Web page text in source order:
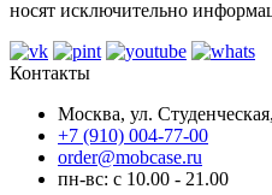
носят исключительно
Контакты
Москва, ул.
+7 (910) 004-77-00
order@mobcase.ru
пн-вс: с 10.00 - 21.00